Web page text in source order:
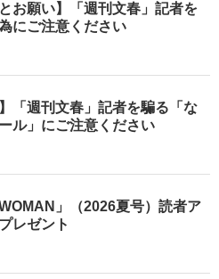
お願い】「週刊文春」記者を
にご注意ください
「週刊文春」記者を騙る「な
ル」にご注意ください
WOMAN」（2026夏号）読者ア
レゼント